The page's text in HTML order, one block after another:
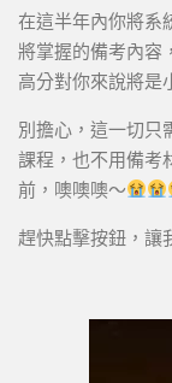
在這半年內你將系
將掌握的備考內容
高分對你來說將是
別擔心，這一切只
課程，也不用備考
前，噢噢噢～
趕快點擊按鈕，讓